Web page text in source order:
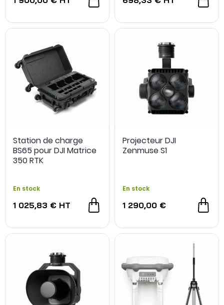
Station de charge
BS65 pour DJI Matrice
350 RTK
En stock
1 025,83 € HT
Projecteur DJI
Zenmuse S1
En stock
1 290,00 €